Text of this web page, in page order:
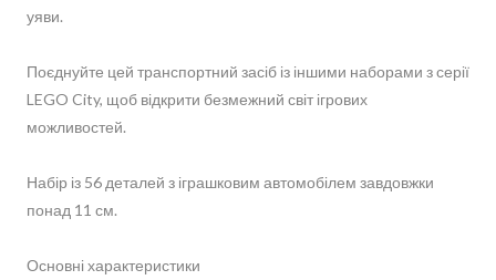
уяви.
Поєднуйте цей транспортний засіб із іншими наборами з серії
LEGO City, щоб відкрити безмежний світ ігрових
можливостей.
Набір із 56 деталей з іграшковим автомобілем завдовжки
понад 11 см.
Основні характеристики